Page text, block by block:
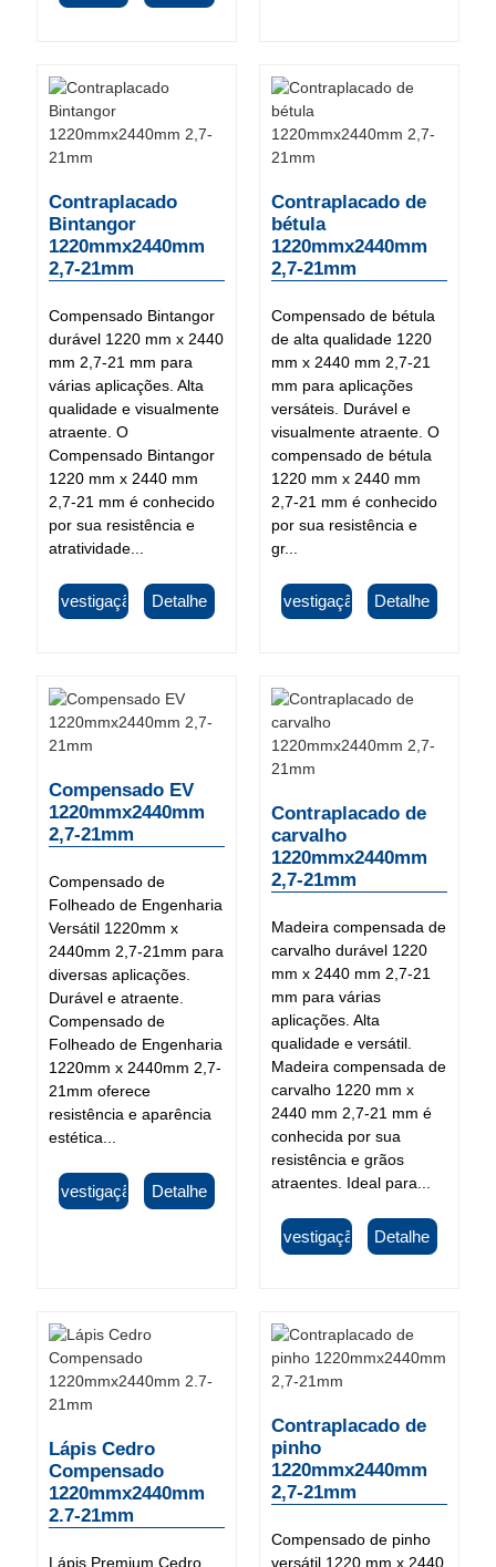
Contraplacado
Bintangor
1220mmx2440mm
2,7-21mm
Compensado Bintangor
durável 1220 mm x 2440
mm 2,7-21 mm para
várias aplicações. Alta
qualidade e visualmente
atraente. O
Compensado Bintangor
1220 mm x 2440 mm
2,7-21 mm é conhecido
por sua resistência e
atratividade...
Investigação Detalhe
Contraplacado de
bétula
1220mmx2440mm
2,7-21mm
Compensado de bétula
de alta qualidade 1220
mm x 2440 mm 2,7-21
mm para aplicações
versáteis. Durável e
visualmente atraente. O
compensado de bétula
1220 mm x 2440 mm
2,7-21 mm é conhecido
por sua resistência e
gr...
Investigação Detalhe
Compensado EV
1220mmx2440mm
2,7-21mm
Compensado de
Folheado de Engenharia
Versátil 1220mm x
2440mm 2,7-21mm para
diversas aplicações.
Durável e atraente.
Compensado de
Folheado de Engenharia
1220mm x 2440mm 2,7-
21mm oferece
resistência e aparência
estética...
Investigação Detalhe
Contraplacado de
carvalho
1220mmx2440mm
2,7-21mm
Madeira compensada de
carvalho durável 1220
mm x 2440 mm 2,7-21
mm para várias
aplicações. Alta
qualidade e versátil.
Madeira compensada de
carvalho 1220 mm x
2440 mm 2,7-21 mm é
conhecida por sua
resistência e grãos
atraentes. Ideal para...
Investigação Detalhe
Lápis Cedro
Compensado
1220mmx2440mm
2.7-21mm
Lápis Premium Cedro
Contraplacado de
pinho
1220mmx2440mm
2,7-21mm
Compensado de pinho
versátil 1220 mm x 2440